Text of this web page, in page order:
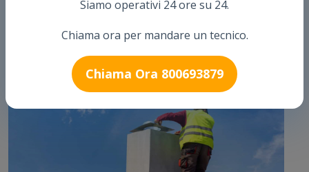
Siamo operativi 24 ore su 24.
Chiama ora per mandare un tecnico.
Chiama Ora 800693879